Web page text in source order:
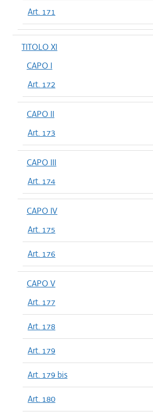
Art. 171
TITOLO XI
CAPO I
Art. 172
CAPO II
Art. 173
CAPO III
Art. 174
CAPO IV
Art. 175
Art. 176
CAPO V
Art. 177
Art. 178
Art. 179
Art. 179 bis
Art. 180